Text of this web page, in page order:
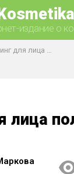
издание о
лица польза и вред
лица